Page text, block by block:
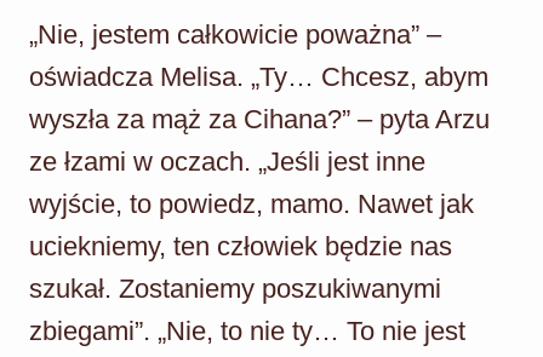
„Nie, jestem całkowicie poważna” –
oświadcza Melisa. „Ty… Chcesz, abym
wyszła za mąż za Cihana?” – pyta Arzu
ze łzami w oczach. „Jeśli jest inne
wyjście, to powiedz, mamo. Nawet jak
uciekniemy, ten człowiek będzie nas
szukał. Zostaniemy poszukiwanymi
zbiegami”. „Nie, to nie ty… To nie jest